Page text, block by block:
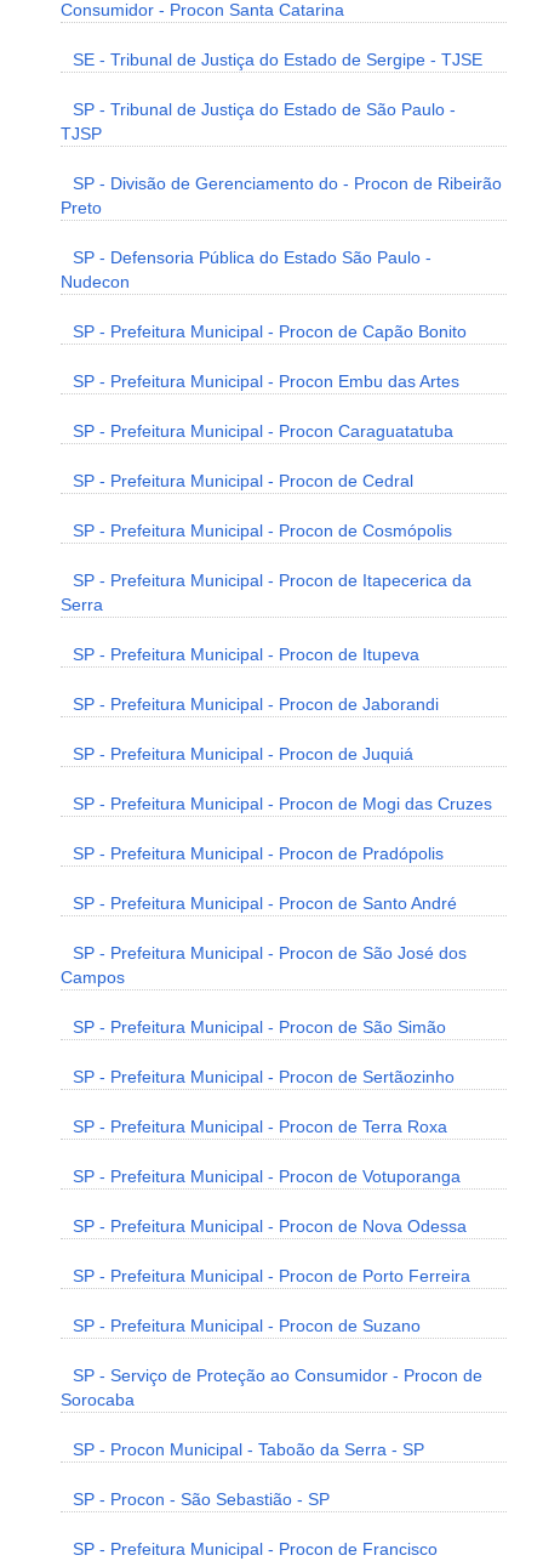
Consumidor - Procon Santa Catarina
SE - Tribunal de Justiça do Estado de Sergipe - TJSE
SP - Tribunal de Justiça do Estado de São Paulo -
TJSP
SP - Divisão de Gerenciamento do - Procon de Ribeirão
Preto
SP - Defensoria Pública do Estado São Paulo -
Nudecon
SP - Prefeitura Municipal - Procon de Capão Bonito
SP - Prefeitura Municipal - Procon Embu das Artes
SP - Prefeitura Municipal - Procon Caraguatatuba
SP - Prefeitura Municipal - Procon de Cedral
SP - Prefeitura Municipal - Procon de Cosmópolis
SP - Prefeitura Municipal - Procon de Itapecerica da
Serra
SP - Prefeitura Municipal - Procon de Itupeva
SP - Prefeitura Municipal - Procon de Jaborandi
SP - Prefeitura Municipal - Procon de Juquiá
SP - Prefeitura Municipal - Procon de Mogi das Cruzes
SP - Prefeitura Municipal - Procon de Pradópolis
SP - Prefeitura Municipal - Procon de Santo André
SP - Prefeitura Municipal - Procon de São José dos
Campos
SP - Prefeitura Municipal - Procon de São Simão
SP - Prefeitura Municipal - Procon de Sertãozinho
SP - Prefeitura Municipal - Procon de Terra Roxa
SP - Prefeitura Municipal - Procon de Votuporanga
SP - Prefeitura Municipal - Procon de Nova Odessa
SP - Prefeitura Municipal - Procon de Porto Ferreira
SP - Prefeitura Municipal - Procon de Suzano
SP - Serviço de Proteção ao Consumidor - Procon de
Sorocaba
SP - Procon Municipal - Taboão da Serra - SP
SP - Procon - São Sebastião - SP
SP - Prefeitura Municipal - Procon de Francisco